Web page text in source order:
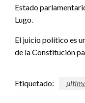
Estado
Lugo.
El juicio político es
de la Constitución
Etiquetado: